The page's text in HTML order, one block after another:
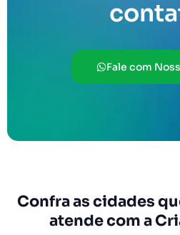
Fale com
Confra as cidades
atende com a